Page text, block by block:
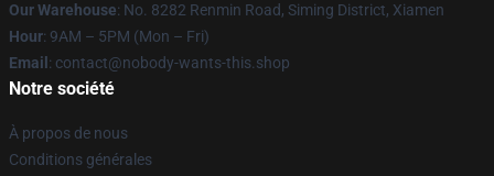
Our Warehouse: No. 8282 Renmin Road, Siming District, Xiamen
Hour: 9AM – 5PM (Mon – Fri)
Email : contact@nobody-wants-this.shop
Notre société
À propos de nous
Conditions générales